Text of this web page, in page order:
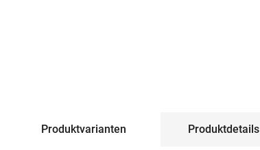
Produktvarianten Produktdetails